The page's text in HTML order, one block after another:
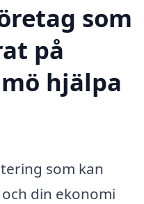
som
på
hjälpa
som kan
din ekonomi